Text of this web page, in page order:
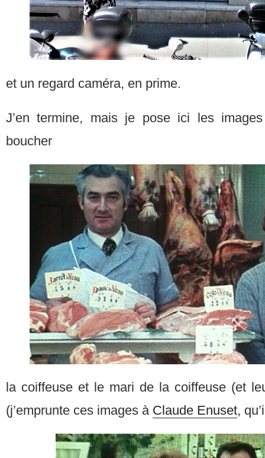
et un regard caméra, en prime.
J’en termine, mais je pose ici les
boucher
la coiffeuse et le mari de la coiffeuse (et
(j’emprunte ces images à Claude Enuset,